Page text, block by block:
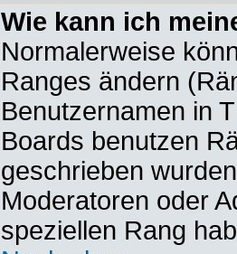
Wie kann ich
Normalerweise
Ranges ändern
Benutzernamen in
Boards benutzen
geschrieben
Moderatoren oder
speziellen Rang